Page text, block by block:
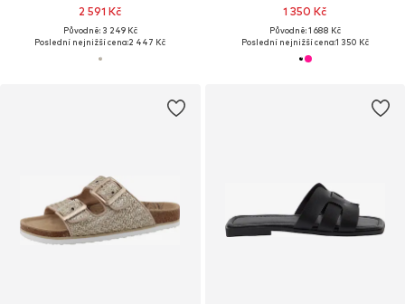
2 591 Kč
Původně: 3 249 Kč
Poslední nejnižší cena:2 447 Kč
1 350 Kč
Původně: 1 688 Kč
Poslední nejnižší cena:1 350 Kč